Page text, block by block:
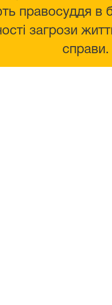
правосуддя в
загрози
справи.